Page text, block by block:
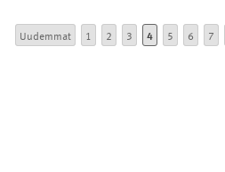
Uudemmat 1 2 3 4 5 6 7